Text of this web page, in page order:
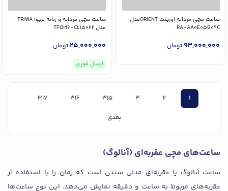
ساعت مچی مردانه اورینت ORIENTمدل
RA-AA0E05B09C
93,000,000تومان
ساعت مچی مردانه و زنانه تریوا TRIWA
مدل TFO216-CL150112
25,000,000تومان
ارسال فوری
1
2
3
315
316
317
بعدی
ساعت‌های مچی عقربه‌ای (آنالوگ)
ساعت آنالوگ یا عقربه‌ای مدلی سنتی است که زمان را با استفاده از
عقربه‌های مربوط به ساعت و دقیقه نمایش می‌دهد. این نوع ساعت‌ها